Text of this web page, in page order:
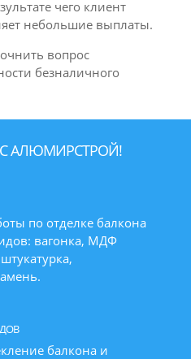
чего клиент
небольшие выплаты.
вопрос
безналичного
АЛЮМИРСТРОЙ!
по отделке балкона
вагонка, МДФ
балкона и